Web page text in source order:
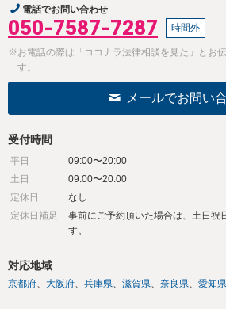
電話でお問い合わせ
050-7587-7287 時間外
※お電話の際は「ココナラ法律相談を見た」とお
す。
メールでお問い
受付時間
平日
09:00〜20:00
土日
09:00〜20:00
定休日
なし
定休日補足
事前にご予約頂いた場合は、土日祝
す。
対応地域
京都府 大阪府 兵庫県 滋賀県 奈良県 愛知県